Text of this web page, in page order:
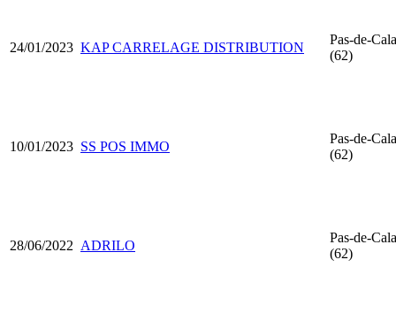
24/01/2023 KAP CARRELAGE DISTRIBUTION
Pas-de-
(62)
10/01/2023 SS POS IMMO
Pas-de-
(62)
28/06/2022 ADRILO
Pas-de-
(62)